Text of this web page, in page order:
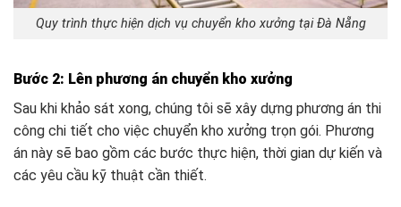
Quy trình thực hiện dịch vụ chuyển kho xưởng tại Đà Nẵng
Bước 2: Lên phương án chuyển kho xưởng
Sau khi khảo sát xong, chúng tôi sẽ xây dựng phương án thi
công chi tiết cho việc chuyển kho xưởng trọn gói. Phương
án này sẽ bao gồm các bước thực hiện, thời gian dự kiến và
các yêu cầu kỹ thuật cần thiết.